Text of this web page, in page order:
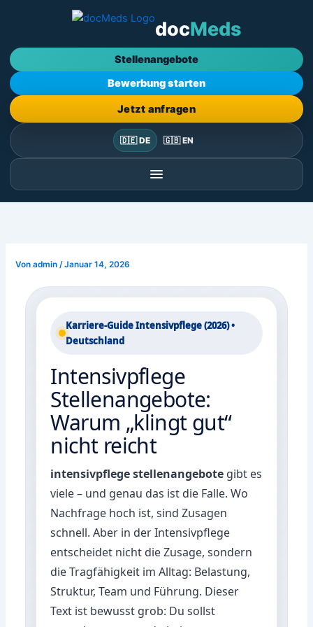
docMeds
Stellenangebote
Bewerbung starten
Jetzt anfragen
🇩🇪 DE 🇬🇧 EN
Vonadmin /Januar 14, 2026
Karriere-Guide Intensivpflege (2026) •
Deutschland
Intensivpflege
Stellenangebote:
Warum „klingt gut“
nicht reicht
intensivpflege stellenangebote gibt es
viele – und genau das ist die Falle. Wo
Nachfrage hoch ist, sind Zusagen
schnell. Aber in der Intensivpflege
entscheidet nicht die Zusage, sondern
die Tragfähigkeit im Alltag: Belastung,
Struktur, Team und Führung. Dieser
Text ist bewusst grob: Du sollst